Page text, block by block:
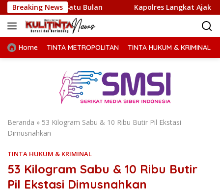
Langsung
ke
konten
Breaking News
Satu Bulan Kapolres Langkat Ajak Warga Perkuat
Home TINTA METROPOLITAN TINTA HUKUM & KRIMINAL
Beranda » 53 Kilogram Sabu & 10 Ribu Butir Pil Ekstasi
Dimusnahkan
TINTA HUKUM & KRIMINAL
53 Kilogram Sabu & 10 Ribu Butir
Pil Ekstasi Dimusnahkan